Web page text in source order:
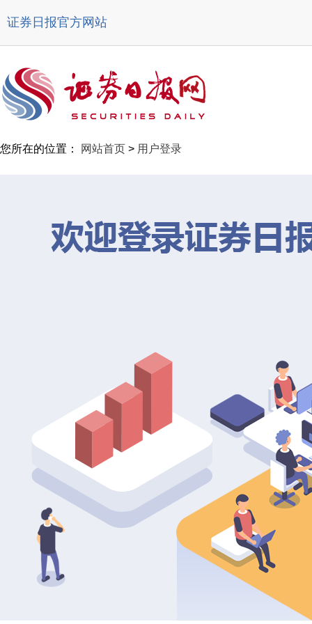
证券日报官方网站
您所在的位置： 网站首页 > 用户登录